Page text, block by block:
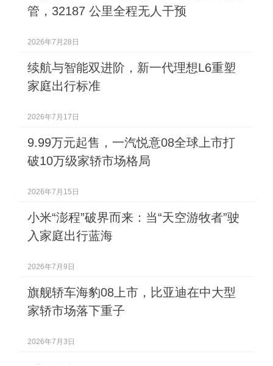
管，32187 公里全程无人干预
2026年7月28日
续航与智能双进阶，新一代理想L6重塑
家庭出行标准
2026年7月17日
9.99万元起售，一汽悦意08全球上市打
破10万级家轿市场格局
2026年7月15日
小米“澎程”破界而来：当“天空游牧者”驶
入家庭出行蓝海
2026年7月9日
旗舰轿车海豹08上市，比亚迪在中大型
家轿市场落下重子
2026年7月3日